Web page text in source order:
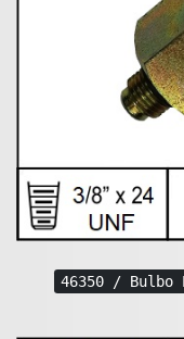
46350 /